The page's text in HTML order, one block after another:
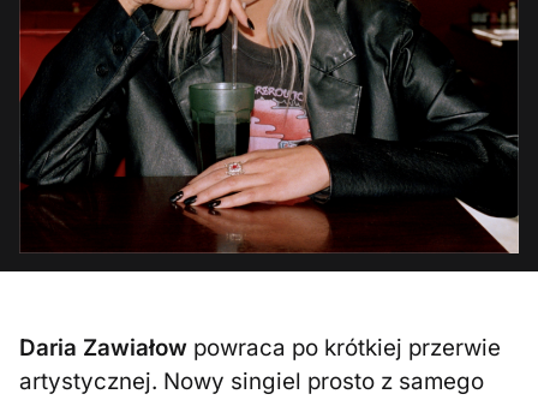
Daria Zawiałow powraca po krótkiej przerwie
artystycznej. Nowy singiel prosto z samego